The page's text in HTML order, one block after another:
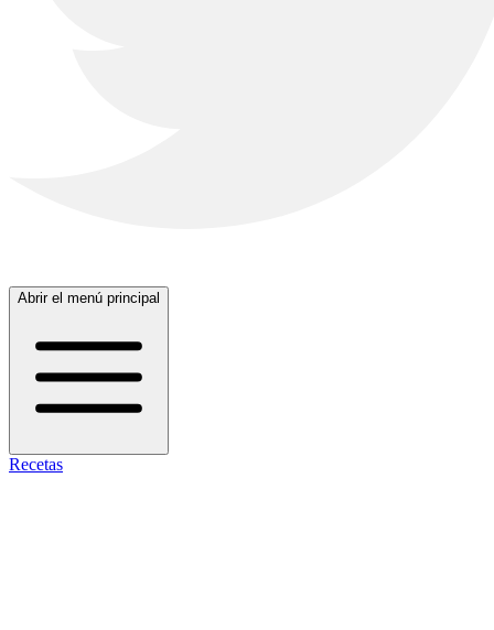
Abrir el menú principal
Recetas